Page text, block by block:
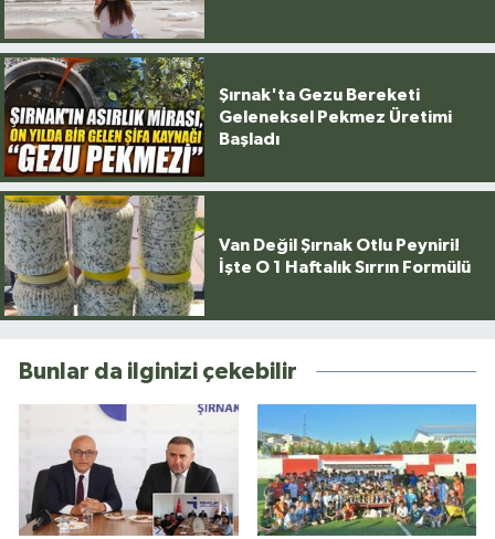
Şırnak'ta Gezu Bereketi
Geleneksel Pekmez Üretimi
Başladı
Van Değil Şırnak Otlu Peyniri!
İşte O 1 Haftalık Sırrın Formülü
Bunlar da ilginizi çekebilir